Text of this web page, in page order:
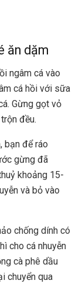
ăn dặm
ngâm cá vào
cá hồi với sữa
Gừng gọt vỏ
đều.
bạn để ráo
gừng đã
khoảng 15-
và bỏ vào
chống dính có
cho cá nhuyễn
cà phê dầu
chuyển qua